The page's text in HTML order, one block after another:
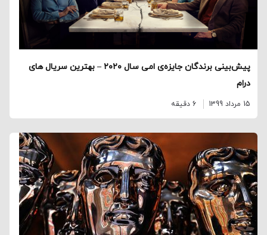
پیش‌بینی برندگان جایزه‌ی امی سال ۲۰۲۰ – بهترین سریال های
درام
15 مرداد 1399 6 دقیقه